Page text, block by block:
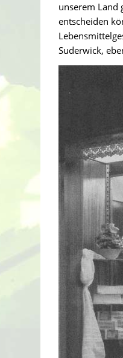
unserem Land
entscheiden
Suderwick,